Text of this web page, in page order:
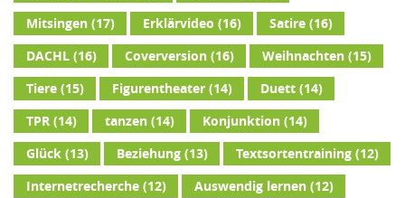
Mitsingen(17) Erklärvideo (16) Satire(16)
DACHL(16) Coverversion(16) Weihnachten(15)
Tiere(15) Figurentheater(14) Duett(14)
TPR(14) tanzen(14) Konjunktion(14)
Glück(13) Beziehung(13) Textsortentraining(12)
Internetrecherche(12) Auswendig lernen(12)